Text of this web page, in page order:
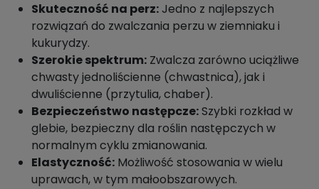
Skuteczność na perz:Jedno z najlepszych
rozwiązań do zwalczania perzu w ziemniaku i
kukurydzy.
Szerokie spektrum: Zwalcza zarówno uciążliwe
chwasty jednoliścienne (chwastnica), jak i
dwuliścienne (przytulia, chaber).
Bezpieczeństwo następcze:Szybki rozkład w
glebie, bezpieczny dla roślin następczych w
normalnym cyklu zmianowania.
Elastyczność: Możliwość stosowania w wielu
uprawach, w tym małoobszarowych.